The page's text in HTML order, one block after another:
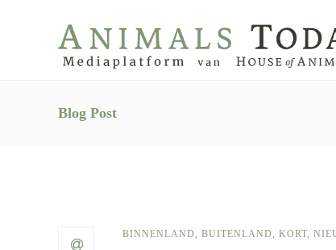
Blog Post
BINNENLAND, BUITENLAND, KORT,